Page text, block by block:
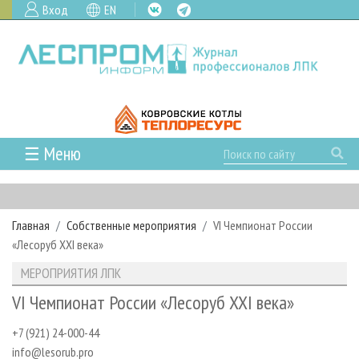
Вход EN
☰ Меню
ГЛАВНАЯ
РУБРИКИ И ТЕМЫ
РУБРИКИ ЖУРНАЛА
ЛЕСОЗАГОТОВКА
ЛЕСОПИЛЕНИЕ
ДЕРЕВООБРАБОТКА
НОВОСТИ
НОВОСТИ ЛПК
НОВОСТИ КОМПАНИЙ
ПРОЕКТЫ ЛПИ
АНАЛИТИКА
ЛЕСНЫЕ РЕГИОНЫ РОССИИ
АРХИВ
СТАТЬИ
ПОДПИСКА
РЕКЛАМОДАТЕЛЯМ
Главная Собственные мероприятия
VI Чемпионат России
«Лесоруб XXI века»
МЕРОПРИЯТИЯ ЛПК
VI Чемпионат России «Лесоруб XXI века»
+7 (921) 24-000-44
info@lesorub.pro